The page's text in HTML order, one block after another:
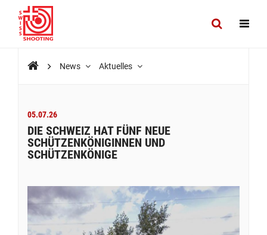
News Aktuelles
05.07.26
DIE SCHWEIZ HAT FÜNF NEUE
SCHÜTZENKÖNIGINNEN UND
SCHÜTZENKÖNIGE